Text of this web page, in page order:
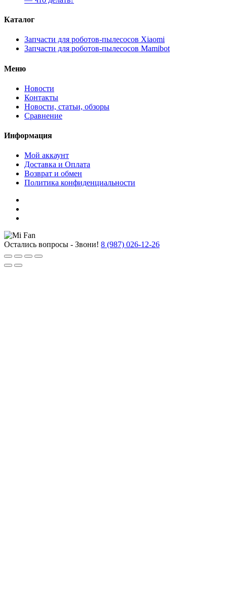
Каталог
Запчасти для роботов-пылесосов Xiaomi
Запчасти для роботов-пылесосов Mamibot
Меню
Новости
Контакты
Новости, статьи, обзоры
Сравнение
Информация
Мой аккаунт
Доставка и Оплата
Возврат и обмен
Политика конфиденциальности
Остались вопросы - Звони! 8 (987) 026-12-26